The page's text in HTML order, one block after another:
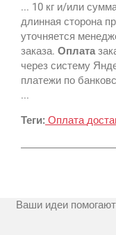
... 10 кг и/или
длинная сторона
уточняется
заказа. Оплата
через систему
платежи по
...
Теги: Оплата
Ваши идеи
Реклама и
AI Automation
Разработка сайтов
CRM Bitrix24
Цифра и офсет
Сувениры и подарки
OOH
Аудио и звукозапись
Партнеры